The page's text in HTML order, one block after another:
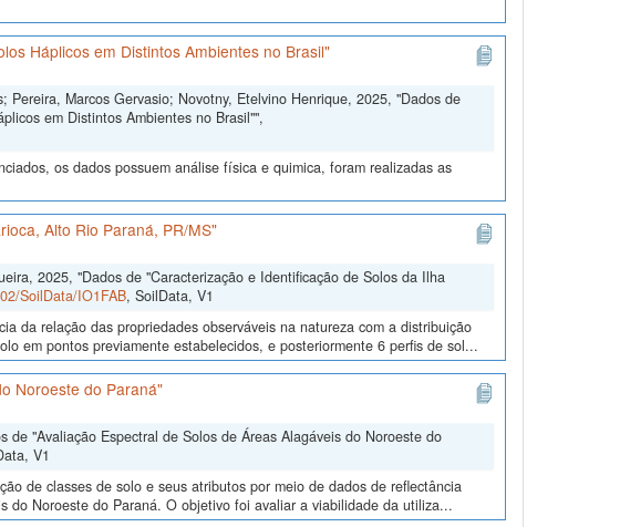
Háplicos em Distintos Ambientes no Brasil"
Marcos Gervasio; Novotny, Etelvino Henrique, 2025, "Dados de
em Distintos Ambientes no Brasil"",
os dados possuem análise física e quimica, foram realizadas as
Alto Rio Paraná, PR/MS"
2025, "Dados de "Caracterização e Identificação de Solos da Ilha
SoilData/IO1FAB, SoilData, V1
da relação das propriedades observáveis na natureza com a distribuição
em pontos previamente estabelecidos, e posteriormente 6 perfis de sol...
Noroeste do Paraná"
"Avaliação Espectral de Solos de Áreas Alagáveis do Noroeste do
V1
de classes de solo e seus atributos por meio de dados de reflectância
Noroeste do Paraná. O objetivo foi avaliar a viabilidade da utiliza...